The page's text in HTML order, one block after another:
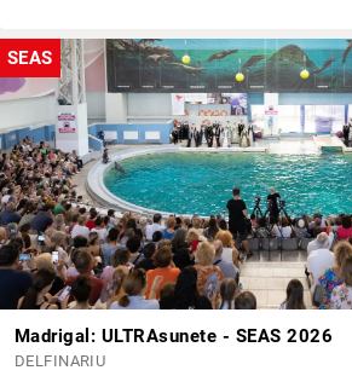
SEAS
Madrigal: ULTRAsunete - SEAS 2026
DELFINARIU